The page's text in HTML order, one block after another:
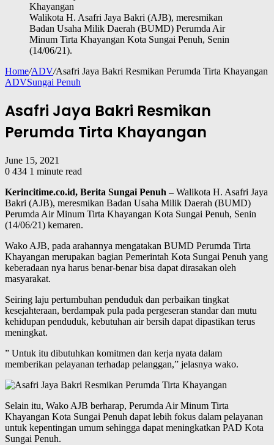
Walikota H. Asafri Jaya Bakri (AJB), meresmikan
Badan Usaha Milik Daerah (BUMD) Perumda Air
Minum Tirta Khayangan Kota Sungai Penuh, Senin
(14/06/21).
Home/ADV/Asafri Jaya Bakri Resmikan Perumda Tirta Khayangan
ADVSungai Penuh
Asafri Jaya Bakri Resmikan
Perumda Tirta Khayangan
June 15, 2021
0 434 1 minute read
Kerincitime.co.id, Berita Sungai Penuh –Walikota H. Asafri Jaya
Bakri (AJB), meresmikan Badan Usaha Milik Daerah (BUMD)
Perumda Air Minum Tirta Khayangan Kota Sungai Penuh, Senin
(14/06/21) kemaren.
Wako AJB, pada arahannya mengatakan BUMD Perumda Tirta
Khayangan merupakan bagian Pemerintah Kota Sungai Penuh yang
keberadaan nya harus benar-benar bisa dapat dirasakan oleh
masyarakat.
Seiring laju pertumbuhan penduduk dan perbaikan tingkat
kesejahteraan, berdampak pula pada pergeseran standar dan mutu
kehidupan penduduk, kebutuhan air bersih dapat dipastikan terus
meningkat.
” Untuk itu dibutuhkan komitmen dan kerja nyata dalam
memberikan pelayanan terhadap pelanggan,” jelasnya wako.
Selain itu, Wako AJB berharap, Perumda Air Minum Tirta
Khayangan Kota Sungai Penuh dapat lebih fokus dalam pelayanan
untuk kepentingan umum sehingga dapat meningkatkan PAD Kota
Sungai Penuh.